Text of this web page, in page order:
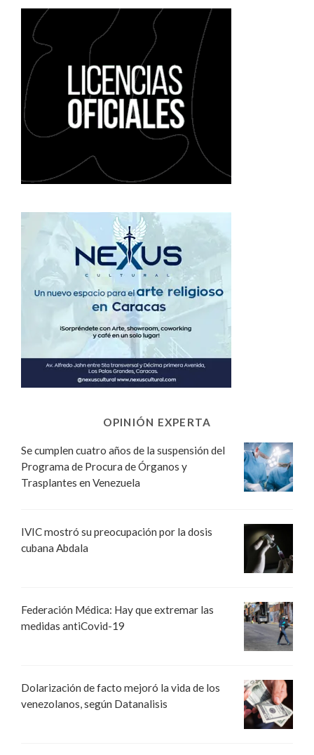
OPINIÓN EXPERTA
Se cumplen cuatro años de la suspensión del
Programa de Procura de Órganos y
Trasplantes en Venezuela
IVIC mostró su preocupación por la dosis
cubana Abdala
Federación Médica: Hay que extremar las
medidas antiCovid-19
Dolarización de facto mejoró la vida de los
venezolanos, según Datanalisis